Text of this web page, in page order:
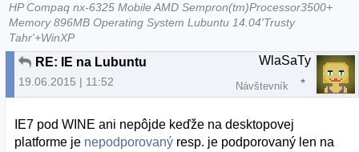
HP Compaq nx-6325 Mobile AMD Sempron(tm)Processor3500+
Memory 896MB Operating System Lubuntu 14.04'Trusty
Tahr'+WinXP
RE: IE na Lubuntu
19.06.2015 | 11:52
WlaSaTy
Návštevník
IE7 pod WINE ani nepôjde keďže na desktopovej
platforme je nepodporovaný resp. je podporovaný len na